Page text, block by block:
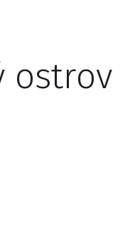
ostrov